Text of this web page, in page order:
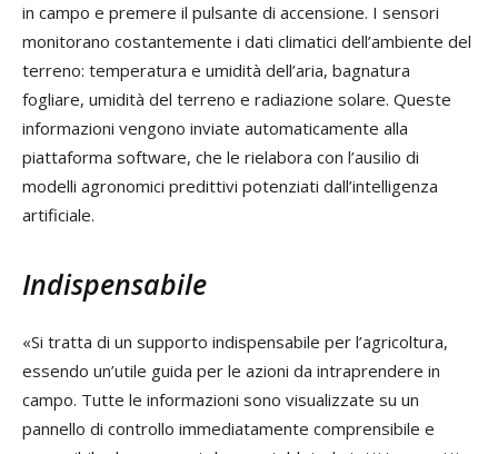
in campo e premere il pulsante di accensione. I sensori
monitorano costantemente i dati climatici dell’ambiente del
terreno: temperatura e umidità dell’aria, bagnatura
fogliare, umidità del terreno e radiazione solare. Queste
informazioni vengono inviate automaticamente alla
piattaforma software, che le rielabora con l’ausilio di
modelli agronomici predittivi potenziati dall’intelligenza
artificiale.
Indispensabile
«Si tratta di un supporto indispensabile per l’agricoltura,
essendo un’utile guida per le azioni da intraprendere in
campo. Tutte le informazioni sono visualizzate su un
pannello di controllo immediatamente comprensibile e